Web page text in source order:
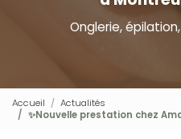
Onglerie,
Accueil
Actualités
✨Nouvelle prestation chez